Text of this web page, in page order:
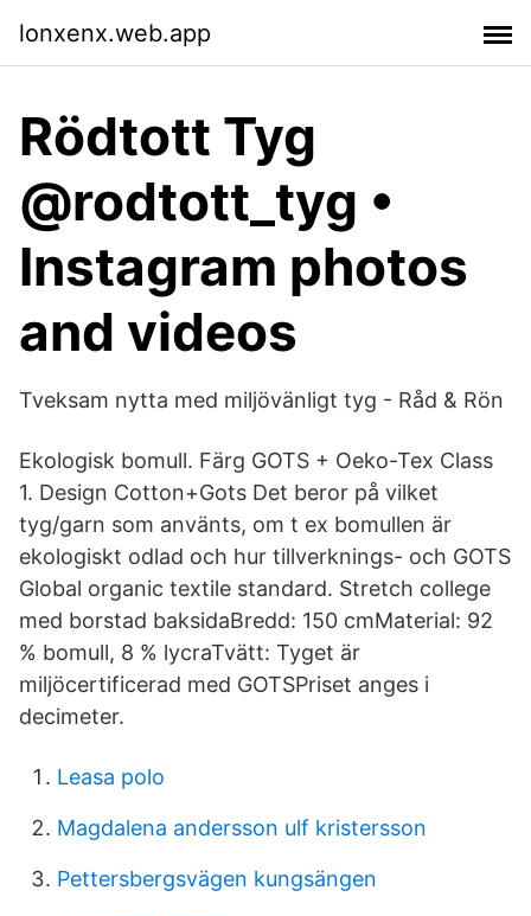
lonxenx.web.app
Rödtott Tyg
@rodtott_tyg •
Instagram photos
and videos
Tveksam nytta med miljövänligt tyg - Råd & Rön
Ekologisk bomull. Färg GOTS + Oeko-Tex Class
1. Design Cotton+Gots Det beror på vilket
tyg/garn som använts, om t ex bomullen är
ekologiskt odlad och hur tillverknings- och GOTS
Global organic textile standard. Stretch college
med borstad baksidaBredd: 150 cmMaterial: 92
% bomull, 8 % lycraTvätt: Tyget är
miljöcertificerad med GOTSPriset anges i
decimeter.
Leasa polo
Magdalena andersson ulf kristersson
Pettersbergsvägen kungsängen